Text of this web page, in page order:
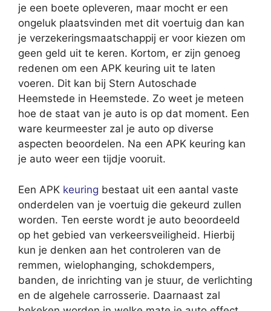
je een boete opleveren, maar mocht er een
ongeluk plaatsvinden met dit voertuig dan kan
je verzekeringsmaatschappij er voor kiezen om
geen geld uit te keren. Kortom, er zijn genoeg
redenen om een APK keuring uit te laten
voeren. Dit kan bij Stern Autoschade
Heemstede in Heemstede. Zo weet je meteen
hoe de staat van je auto is op dat moment. Een
ware keurmeester zal je auto op diverse
aspecten beoordelen. Na een APK keuring kan
je auto weer een tijdje vooruit.
Een APK keuring bestaat uit een aantal vaste
onderdelen van je voertuig die gekeurd zullen
worden. Ten eerste wordt je auto beoordeeld
op het gebied van verkeersveiligheid. Hierbij
kun je denken aan het controleren van de
remmen, wielophanging, schokdempers,
banden, de inrichting van je stuur, de verlichting
en de algehele carrosserie. Daarnaast zal